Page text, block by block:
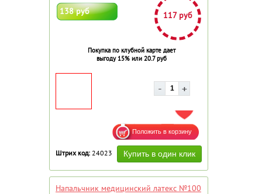
138 руб 117 руб
Покупка по клубной карте дает
выгоду 15% или 20.7 руб
ДОБАВИТЬ В ИЗБРАННОЕ
Штрих код: 24023
Напальчник медицинский латекс №100